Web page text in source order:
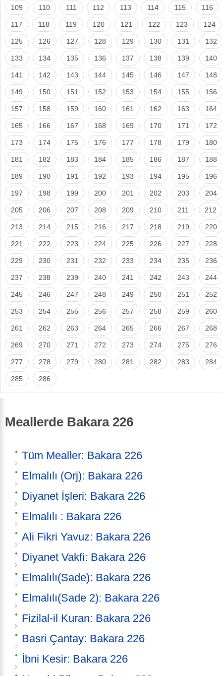
109 110 111 112 113 114 115 116
117 118 119 120 121 122 123 124
125 126 127 128 129 130 131 132
133 134 135 136 137 138 139 140
141 142 143 144 145 146 147 148
149 150 151 152 153 154 155 156
157 158 159 160 161 162 163 164
165 166 167 168 169 170 171 172
173 174 175 176 177 178 179 180
181 182 183 184 185 186 187 188
189 190 191 192 193 194 195 196
197 198 199 200 201 202 203 204
205 206 207 208 209 210 211 212
213 214 215 216 217 218 219 220
221 222 223 224 225 226 227 228
229 230 231 232 233 234 235 236
237 238 239 240 241 242 243 244
245 246 247 248 249 250 251 252
253 254 255 256 257 258 259 260
261 262 263 264 265 266 267 268
269 270 271 272 273 274 275 276
277 278 279 280 281 282 283 284
285 286
Meallerde Bakara 226
Tüm Mealler: Bakara 226
Elmalılı (Orj): Bakara 226
Diyanet İşleri: Bakara 226
Elmalılı : Bakara 226
Ali Fikri Yavuz: Bakara 226
Diyanet Vakfi: Bakara 226
Elmalılı(Sade): Bakara 226
Elmalılı(Sade 2): Bakara 226
Fizilal-il Kuran: Bakara 226
Basri Çantay: Bakara 226
İbni Kesir: Bakara 226